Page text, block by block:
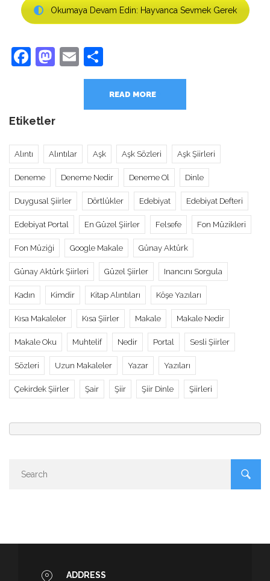
Okumaya Devam Edin: Hayvanca Sevmek Gerek
Facebook
Mastodon
Email
READ MORE
Etiketler
Alıntı Alıntılar Aşk Aşk Sözleri Aşk Şiirleri
Deneme Deneme Nedir Deneme Ol Dinle
Duygusal Şiirler Dörtlükler Edebiyat Edebiyat Defteri
Edebiyat Portal En Güzel Şiirler Felsefe Fon Müzikleri
Fon Müziği Google Makale Günay Aktürk
Günay Aktürk Şiirleri Güzel Şiirler Inancını Sorgula
Kadın Kimdir Kitap Alıntıları Köşe Yazıları
Kısa Makaleler Kısa Şiirler Makale Makale Nedir
Makale Oku Muhtelif Nedir Portal Sesli Şiirler
Sözleri Uzun Makaleler Yazar Yazıları
Çekirdek Şiirler Şair Şiir Şiir Dinle Şiirleri
ADDRESS